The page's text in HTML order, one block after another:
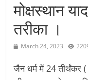
मोक्षस्थान
तरीका ।
March 24, 2023
जैन धर्म में 24 तीर्थंकर